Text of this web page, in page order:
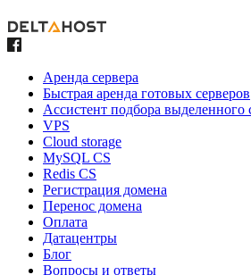
Аренда сервера
Быстрая аренда готовых серверов
Ассистент подбора выделенного
VPS
Cloud storage
MySQL CS
Redis CS
Регистрация домена
Перенос домена
Оплата
Датацентры
Блог
Вопросы и ответы